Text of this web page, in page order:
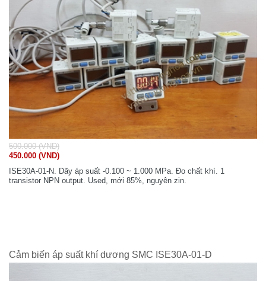
500.000 (VND)
450.000 (VND)
ISE30A-01-N. Dãy áp suất -0.100 ~ 1.000 MPa. Đo chất khí. 1
transistor NPN output. Used, mới 85%, nguyên zin.
Cảm biến áp suất khí dương SMC ISE30A-01-D